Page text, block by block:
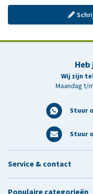
Wij zijn
Maandag t/
Stuur
Stuur
Service & contact
Populaire categorieën